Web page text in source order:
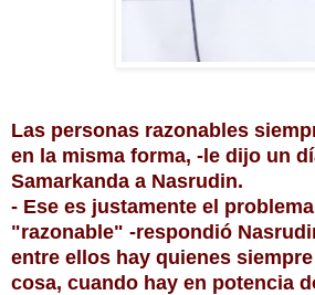
Las personas razonables
en la misma forma, -le dijo un
Samarkanda a Nasrudin.
- Ese es justamente el
"razonable" -respondió
entre ellos hay quienes
cosa, cuando hay en potencia